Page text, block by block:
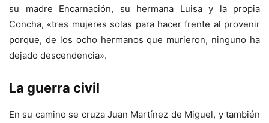
su madre Encarnación, su hermana Luisa y la propia
Concha, «tres mujeres solas para hacer frente al provenir
porque, de los ocho hermanos que murieron, ninguno ha
dejado descendencia».
La guerra civil
En su camino se cruza Juan Martínez de Miguel, y también